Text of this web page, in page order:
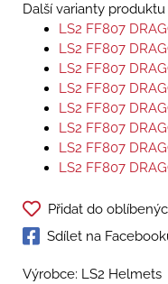
Další varianty produktu
LS2 FF807
LS2 FF807
LS2 FF807
LS2 FF807
LS2 FF807
LS2 FF807
LS2 FF807
LS2 FF807
Přidat do
Sdílet na
Výrobce: LS2 Helmets